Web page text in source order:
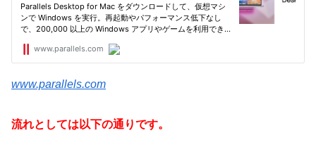
www.parallels.com
流れとしては以下の通りです。